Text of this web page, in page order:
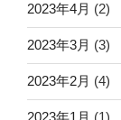
2023年4月 (2)
2023年3月 (3)
2023年2月 (4)
2023年1月 (1)